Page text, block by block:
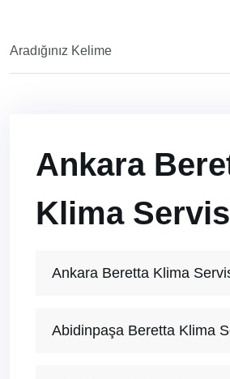
Ankara
Klima
Ankara Beretta Klima
Abidinpaşa Beretta Klima